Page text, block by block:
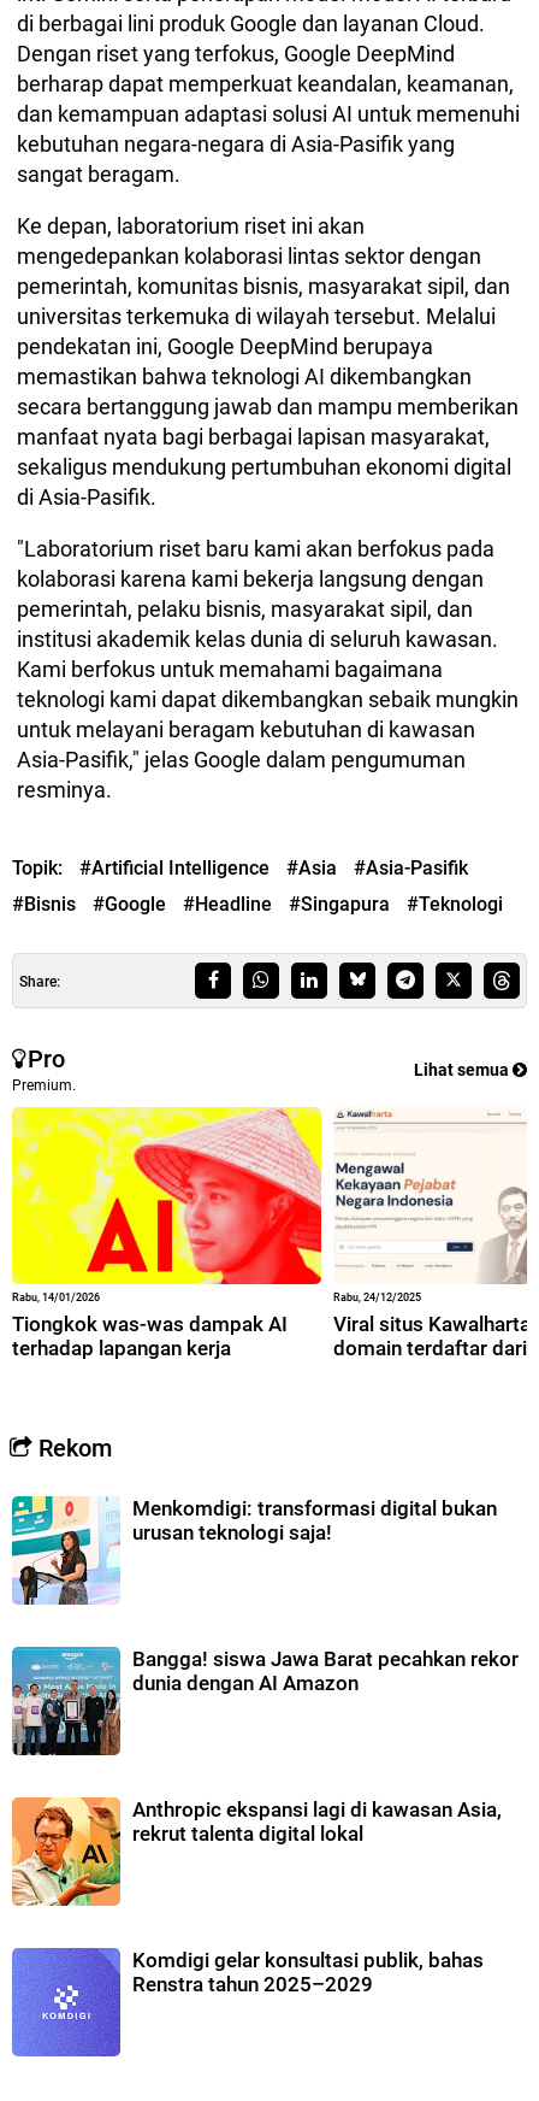
di berbagai lini produk Google dan layanan Cloud.
Dengan riset yang terfokus, Google DeepMind
berharap dapat memperkuat keandalan, keamanan,
dan kemampuan adaptasi solusi AI untuk memenuhi
kebutuhan negara-negara di Asia-Pasifik yang
sangat beragam.
Ke depan, laboratorium riset ini akan
mengedepankan kolaborasi lintas sektor dengan
pemerintah, komunitas bisnis, masyarakat sipil, dan
universitas terkemuka di wilayah tersebut. Melalui
pendekatan ini, Google DeepMind berupaya
memastikan bahwa teknologi AI dikembangkan
secara bertanggung jawab dan mampu memberikan
manfaat nyata bagi berbagai lapisan masyarakat,
sekaligus mendukung pertumbuhan ekonomi digital
di Asia-Pasifik.
"Laboratorium riset baru kami akan berfokus pada
kolaborasi karena kami bekerja langsung dengan
pemerintah, pelaku bisnis, masyarakat sipil, dan
institusi akademik kelas dunia di seluruh kawasan.
Kami berfokus untuk memahami bagaimana
teknologi kami dapat dikembangkan sebaik mungkin
untuk melayani beragam kebutuhan di kawasan
Asia-Pasifik," jelas Google dalam pengumuman
resminya.
Topik: #Artificial Intelligence #Asia
#Asia-Pasifik
#Bisnis
#Google #Headline #Singapura #Teknologi
Share:
Pro
Premium.
Lihat semua
Rabu, 14/01/2026
Tiongkok was-was dampak AI
terhadap lapangan kerja
Rabu, 24/12/2025
Viral situs
domain terdaftar dari
Rekom
Menkomdigi: transformasi digital bukan
urusan teknologi saja!
Bangga! siswa Jawa Barat pecahkan rekor
dunia dengan AI Amazon
Anthropic ekspansi lagi di kawasan Asia,
rekrut talenta digital lokal
Komdigi gelar konsultasi publik, bahas
Renstra tahun 2025–2029